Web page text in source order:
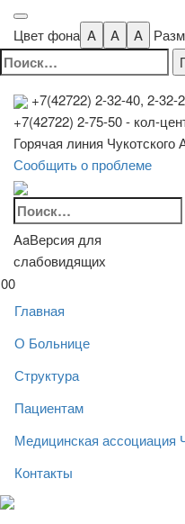
Цвет фона A A A
Найти:
+7(42722) 2-32-40, 2-32-
+7(42722) 2-75-50 - кол-
Горячая линия Чукотского
Сообщить о проблеме
Найти:
AaВерсия для
слабовидящих
00
Главная
О Больнице
Структура
Пациентам
Медицинская ассоциация
Контакты
Skip